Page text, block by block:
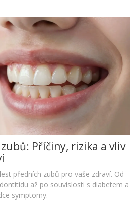
Příčiny, rizika a vliv
předních zubů pro vaše zdraví. Od
až po souvislosti s diabetem a
symptomy.